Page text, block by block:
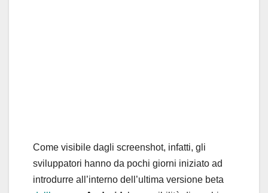
Come visibile dagli screenshot, infatti, gli
sviluppatori hanno da pochi giorni iniziato ad
introdurre all’interno dell’ultima versione beta